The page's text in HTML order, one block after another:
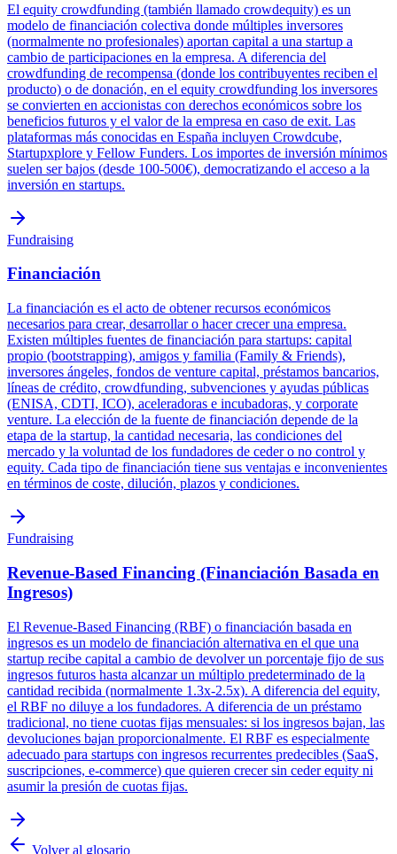
El equity crowdfunding (también llamado crowdequity) es un
modelo de financiación colectiva donde múltiples inversores
(normalmente no profesionales) aportan capital a una startup a
cambio de participaciones en la empresa. A diferencia del
crowdfunding de recompensa (donde los contribuyentes reciben el
producto) o de donación, en el equity crowdfunding los inversores
se convierten en accionistas con derechos económicos sobre los
beneficios futuros y el valor de la empresa en caso de exit. Las
plataformas más conocidas en España incluyen Crowdcube,
Startupxplore y Fellow Funders. Los importes de inversión mínimos
suelen ser bajos (desde 100-500€), democratizando el acceso a la
inversión en startups.
Fundraising
Financiación
La financiación es el acto de obtener recursos económicos
necesarios para crear, desarrollar o hacer crecer una empresa.
Existen múltiples fuentes de financiación para startups: capital
propio (bootstrapping), amigos y familia (Family & Friends),
inversores ángeles, fondos de venture capital, préstamos bancarios,
líneas de crédito, crowdfunding, subvenciones y ayudas públicas
(ENISA, CDTI, ICO), aceleradoras e incubadoras, y corporate
venture. La elección de la fuente de financiación depende de la
etapa de la startup, la cantidad necesaria, las condiciones del
mercado y la voluntad de los fundadores de ceder o no control y
equity. Cada tipo de financiación tiene sus ventajas e inconvenientes
en términos de coste, dilución, plazos y condiciones.
Fundraising
Revenue-Based Financing (Financiación Basada en
Ingresos)
El Revenue-Based Financing (RBF) o financiación basada en
ingresos es un modelo de financiación alternativa en el que una
startup recibe capital a cambio de devolver un porcentaje fijo de sus
ingresos futuros hasta alcanzar un múltiplo predeterminado de la
cantidad recibida (normalmente 1.3x-2.5x). A diferencia del equity,
el RBF no diluye a los fundadores. A diferencia de un préstamo
tradicional, no tiene cuotas fijas mensuales: si los ingresos bajan, las
devoluciones bajan proporcionalmente. El RBF es especialmente
adecuado para startups con ingresos recurrentes predecibles (SaaS,
suscripciones, e-commerce) que quieren crecer sin ceder equity ni
asumir la presión de cuotas fijas.
Volver al glosario